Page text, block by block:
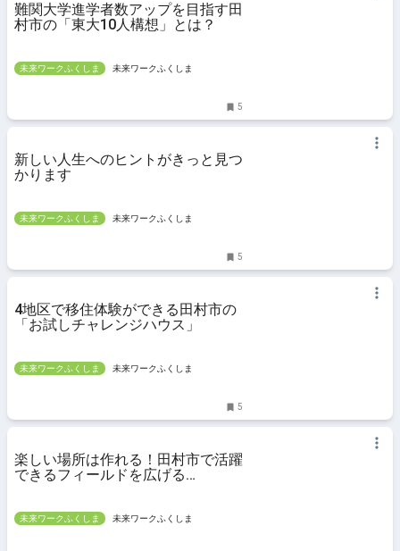
難関大学進学者数アップを目指す田
村市の「東大10人構想」とは？
未来ワークふくしま 未来ワークふくしま
5
新しい人生へのヒントがきっと見つ
かります
未来ワークふくしま 未来ワークふくしま
5
4地区で移住体験ができる田村市の
「お試しチャレンジハウス」
未来ワークふくしま 未来ワークふくしま
5
楽しい場所は作れる！田村市で活躍
できるフィールドを広げる
未来ワークふくしま 未来ワークふくしま